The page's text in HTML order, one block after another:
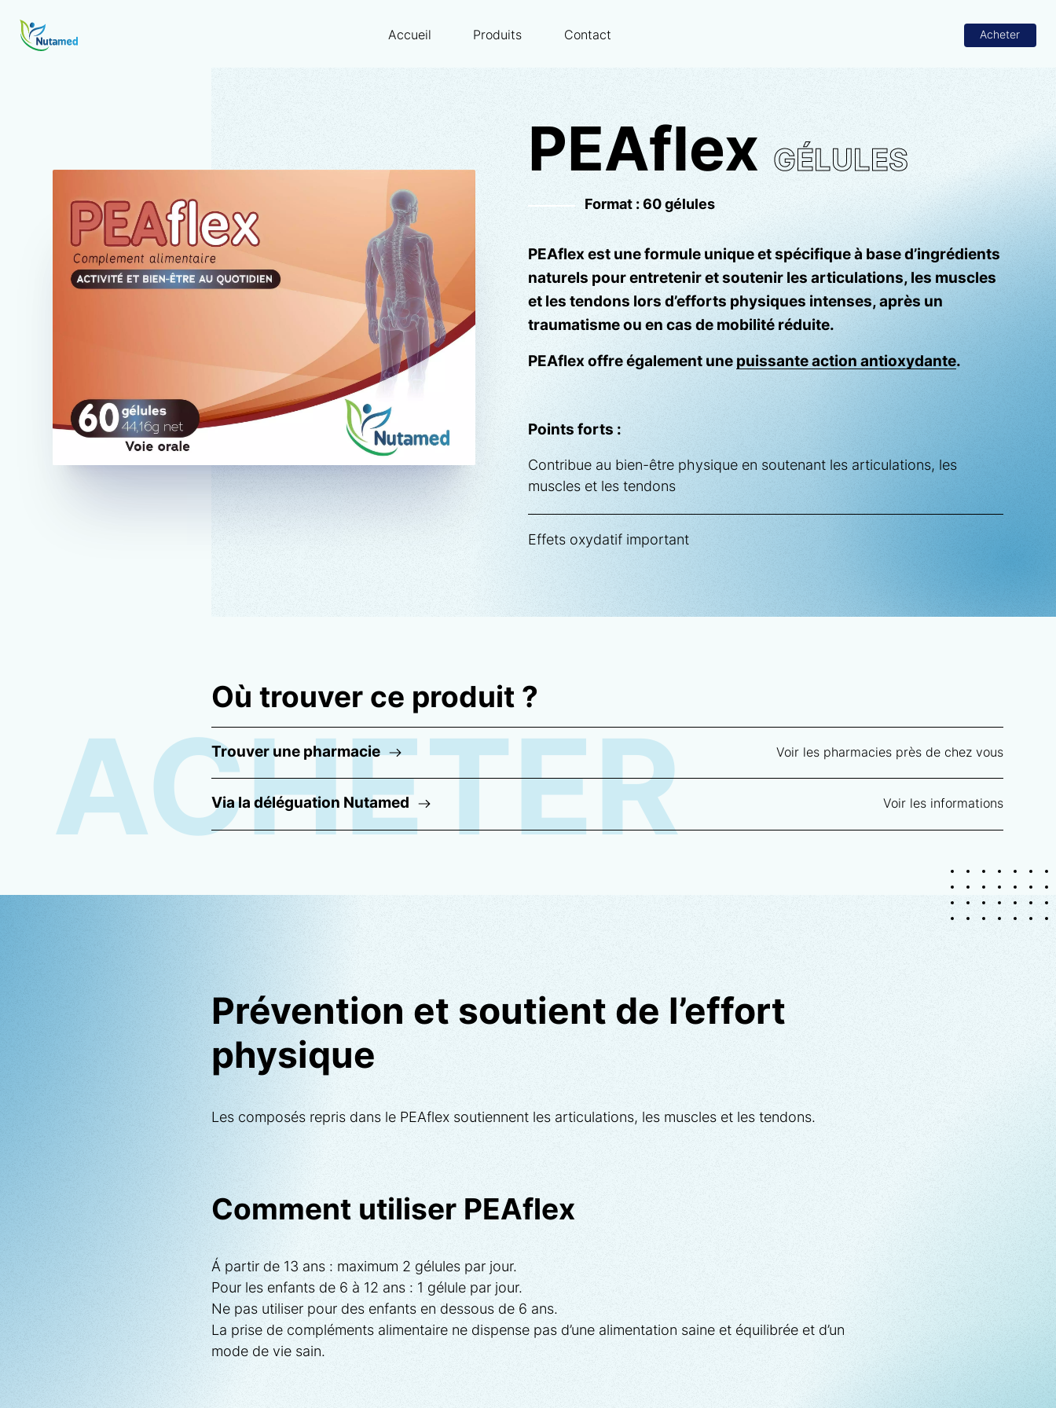
Accueil Produits Contact Acheter
PEAflex GÉLULES
Format : 60 gélules
PEAflex est une formule unique et spécifique à base d’ingrédients
naturels pour entretenir et soutenir les articulations, les muscles
et les tendons lors d’efforts physiques intenses, après un
traumatisme ou en cas de mobilité réduite.
PEAflex offre également une puissante action antioxydante.
Points forts :
Contribue au bien-être physique en soutenant les articulations, les
muscles et les tendons
Effets oxydatif important
Où trouver ce produit ?
Trouver une pharmacie Voir les pharmacies près de chez vous
Via la déléguation Nutamed Voir les informations
ACHETER
Prévention et soutient de l’effort
physique
Les composés repris dans le PEAflex soutiennent les articulations, les muscles et les tendons.
Comment utiliser PEAflex
Á partir de 13 ans : maximum 2 gélules par jour.
Pour les enfants de 6 à 12 ans : 1 gélule par jour.
Ne pas utiliser pour des enfants en dessous de 6 ans.
La prise de compléments alimentaire ne dispense pas d’une alimentation saine et équilibrée et d’un
mode de vie sain.